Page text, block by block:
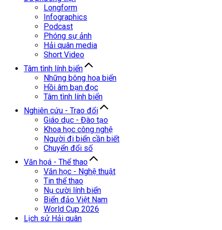
Longform
Infographics
Podcast
Phóng sự ảnh
Hải quân media
Short Video
Tâm tình lính biển
Những bông hoa biển
Hồi âm bạn đọc
Tâm tình lính biển
Nghiên cứu - Trao đổi
Giáo dục - Đào tạo
Khoa học công nghệ
Người đi biển cần biết
Chuyển đổi số
Văn hoá - Thể thao
Văn học - Nghệ thuật
Tin thể thao
Nụ cười lính biển
Biển đảo Việt Nam
World Cup 2026
Lịch sử Hải quân